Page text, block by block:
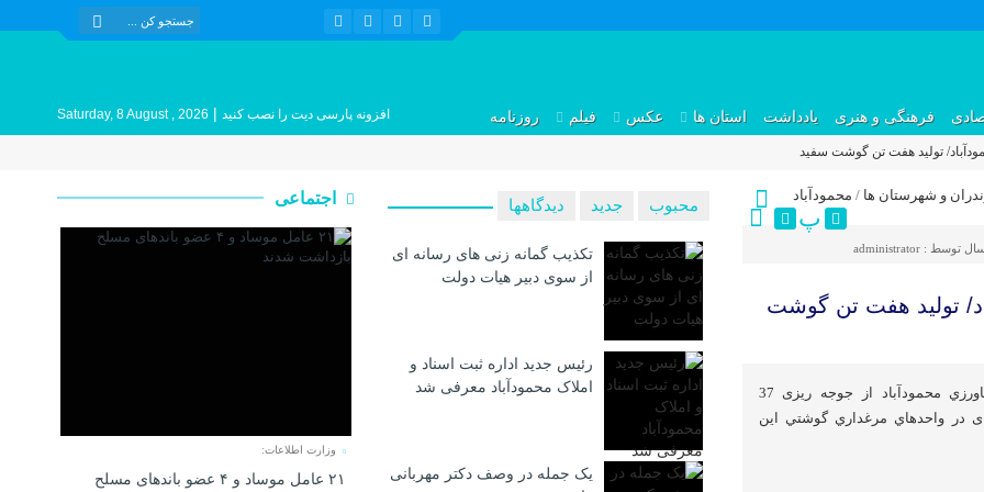
فرهنگی و هنری یادداشت استان ها عکس فیلم روزنامه افزونه پارسی دیت را نصب کنید |
Saturday, 8 August , 2026
تولید هفت تن گوشت سفید
و شهرستان ها / محمودآباد
پ
توسط : administrator
تولید هفت تن گوشت
محمودآبادآنلاین:مدير جهاد كشاورزي محمودآباد از جوجه ریزی 37
و 40 قطعه ای در واحدهاي مرغداري گوشتي این
محبوب جدید دیدگاهها
تکذیب گمانه زنی های رسانه ای
از سوی دبیر هیات دولت
رئیس جدید اداره ثبت اسناد و
املاک محمودآباد معرفی شد
یک جمله در وصف دکتر مهربانی
اجتماعی
وزارت اطلاعات:
۲۱ عامل موساد و ۴ عضو باند‌های مسلح